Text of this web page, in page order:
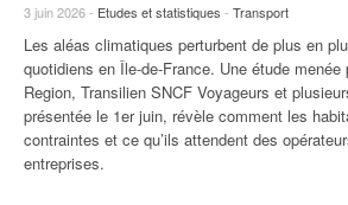
3 juin 2026 - Etudes et statistiques - Transport
Les aléas climatiques perturbent de plus en
quotidiens en Île-de-France. Une étude menée
Region, Transilien SNCF Voyageurs et
présentée le 1er juin, révèle comment les
contraintes et ce qu’ils attendent des
entreprises.